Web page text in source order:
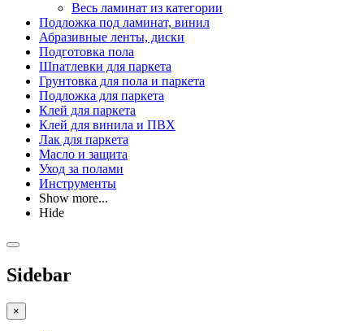
Весь ламинат из категории
Подложка под ламинат, винил
Абразивные ленты, диски
Подготовка пола
Шпатлевки для паркета
Грунтовка для пола и паркета
Подложка для паркета
Клей для паркета
Клей для винила и ПВХ
Лак для паркета
Масло и защита
Уход за полами
Инструменты
Show more...
Hide
Sidebar
×